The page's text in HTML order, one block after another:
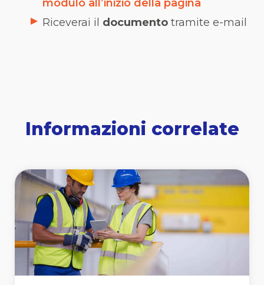
modulo all’inizio della pagina
Riceverai il documento tramite e-mail
Informazioni correlate